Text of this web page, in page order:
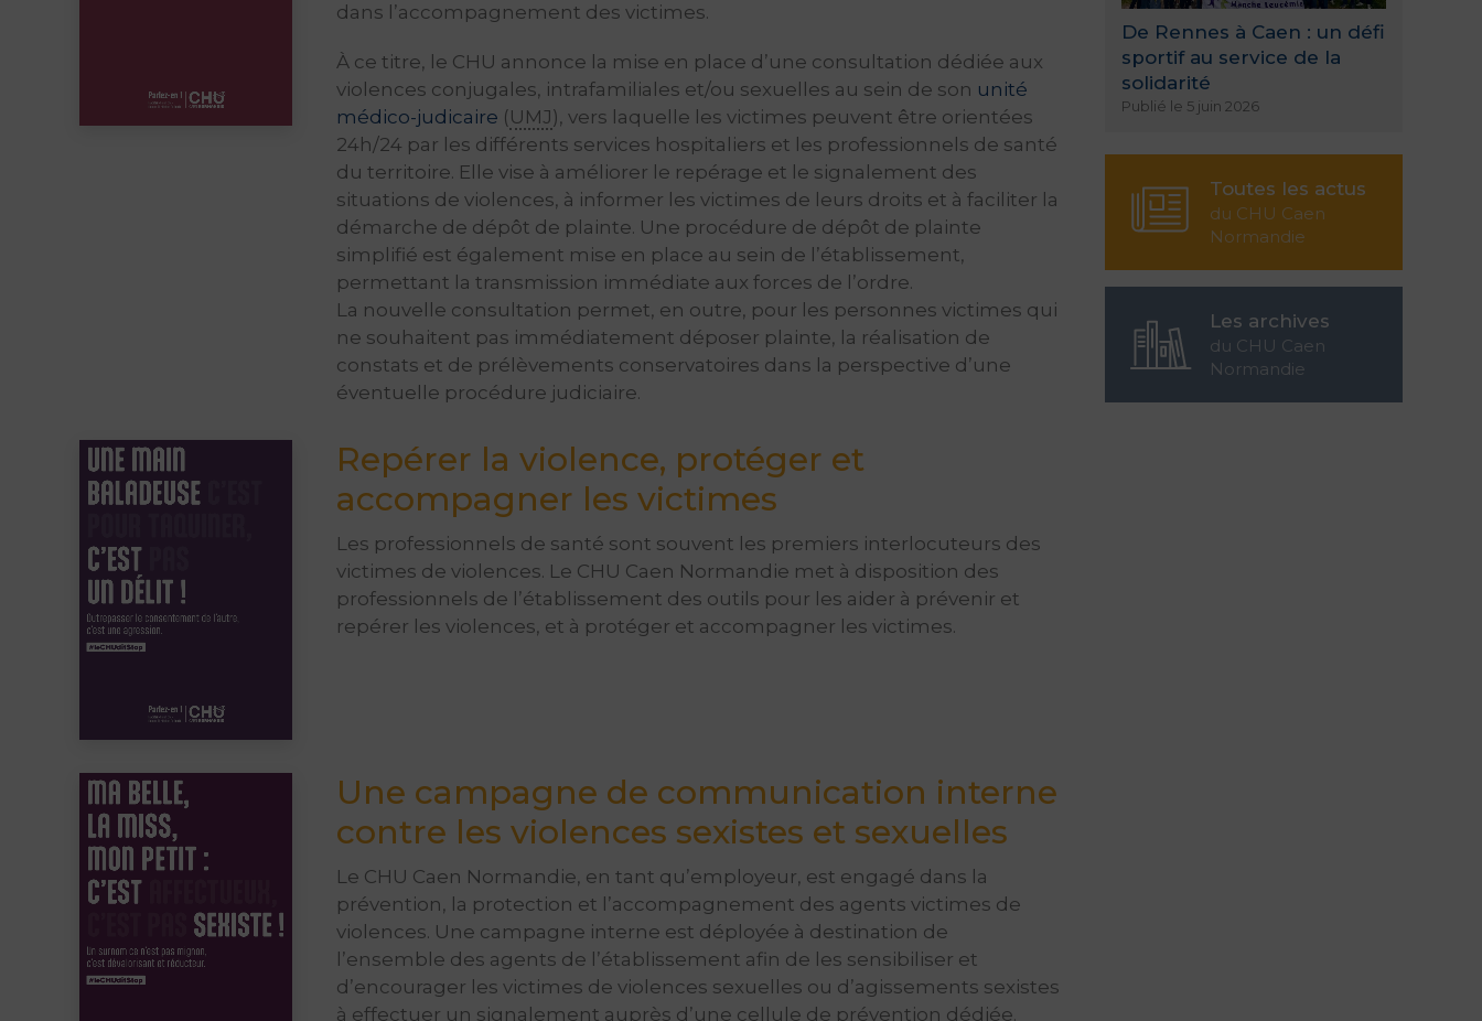
dans l’accompagnement des victimes.
À ce titre, le CHU annonce la mise en place d’une consultation dédiée aux
violences conjugales, intrafamiliales et/ou sexuelles au sein de son unité
médico-judicaire (UMJ), vers laquelle les victimes peuvent être orientées
24h/24 par les différents services hospitaliers et les professionnels de santé
du territoire. Elle vise à améliorer le repérage et le signalement des
situations de violences, à informer les victimes de leurs droits et à faciliter la
démarche de dépôt de plainte. Une procédure de dépôt de plainte
simplifié est également mise en place au sein de l’établissement,
permettant la transmission immédiate aux forces de l’ordre.
La nouvelle consultation permet, en outre, pour les personnes victimes qui
ne souhaitent pas immédiatement déposer plainte, la réalisation de
constats et de prélèvements conservatoires dans la perspective d’une
éventuelle procédure judiciaire.
Repérer la violence, protéger et
accompagner les victimes
Les professionnels de santé sont souvent les premiers interlocuteurs des
victimes de violences. Le CHU Caen Normandie met à disposition des
professionnels de l’établissement des outils pour les aider à prévenir et
repérer les violences, et à protéger et accompagner les victimes.
Une campagne de communication interne
contre les violences sexistes et sexuelles
Le CHU Caen Normandie, en tant qu’employeur, est engagé dans la
prévention, la protection et l’accompagnement des agents victimes de
violences. Une campagne interne est déployée à destination de
l’ensemble des agents de l’établissement afin de les sensibiliser et
d’encourager les victimes de violences sexuelles ou d’agissements sexistes
à effectuer un signalement auprès d’une cellule de prévention dédiée.
De Rennes à Caen : un défi
sportif au service de la
solidarité
Publié le 5 juin 2026
Toutes les actus
du CHU Caen
Normandie
Les archives
du CHU Caen
Normandie